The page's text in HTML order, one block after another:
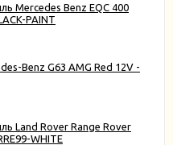
Mercedes Benz EQC 400
PAINT
Benz G63 AMG Red 12V -
Land Rover Range Rover
WHITE